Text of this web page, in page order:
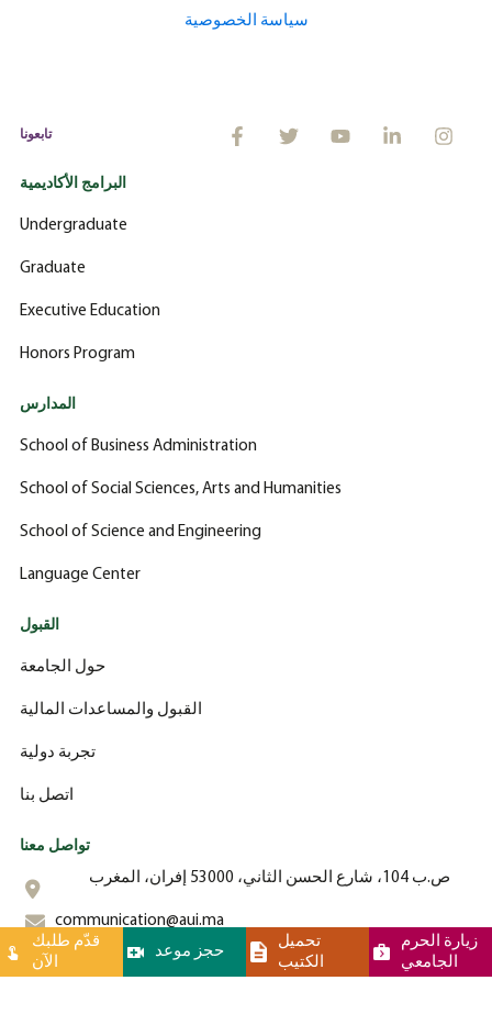
سياسة الخصوصية
تابعونا
البرامج الأكاديمية
Undergraduate
Graduate
Executive Education
Honors Program
المدارس
School of Business Administration
School of Social Sciences, Arts and Humanities
School of Science and Engineering
Language Center
القبول
حول الجامعة
القبول والمساعدات المالية
تجربة دولية
اتصل بنا
تواصل معنا
ص.ب 104، شارع الحسن الثاني، 53000 إفران، المغرب
communication@aui.ma
+212 (0)-535-862-000
قدّم طلبك
الآن
حجز موعد
تحميل
الكتيب
زيارة الحرم
الجامعي